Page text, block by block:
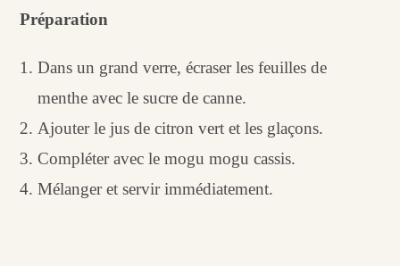
Préparation
Dans un grand verre, écraser les feuilles de
menthe avec le sucre de canne.
Ajouter le jus de citron vert et les glaçons.
Compléter avec le mogu mogu cassis.
Mélanger et servir immédiatement.